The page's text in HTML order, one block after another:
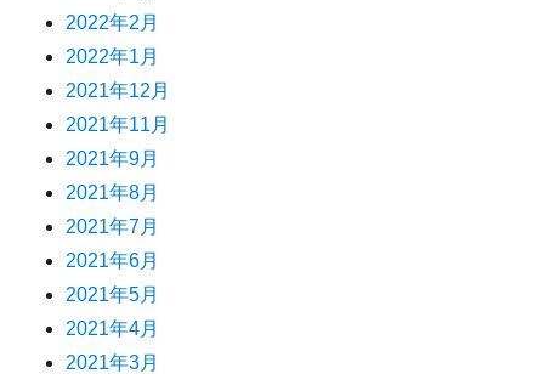
2022年2月
2022年1月
2021年12月
2021年11月
2021年9月
2021年8月
2021年7月
2021年6月
2021年5月
2021年4月
2021年3月